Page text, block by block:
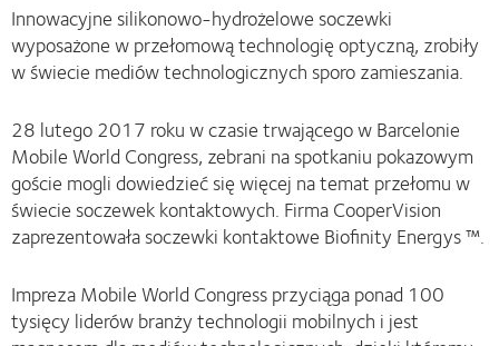
Innowacyjne silikonowo-hydrożelowe soczewki
wyposażone w przełomową technologię optyczną, zrobiły
w świecie mediów technologicznych sporo zamieszania.
28 lutego 2017 roku w czasie trwającego w Barcelonie
Mobile World Congress, zebrani na spotkaniu pokazowym
goście mogli dowiedzieć się więcej na temat przełomu w
świecie soczewek kontaktowych. Firma CooperVision
zaprezentowała soczewki kontaktowe Biofinity Energys ™.
Impreza Mobile World Congress przyciąga ponad 100
tysięcy liderów branży technologii mobilnych i jest